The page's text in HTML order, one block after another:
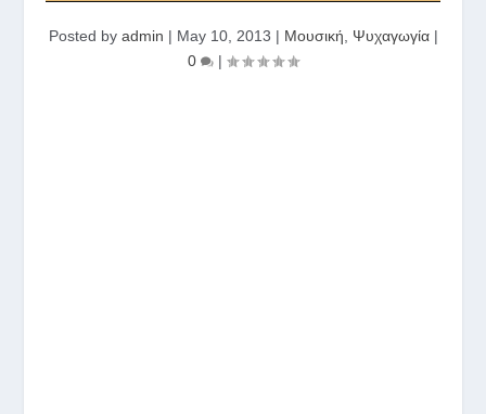
Posted by admin | May 10, 2013 | Μουσική Ψυχαγωγία|
0
|